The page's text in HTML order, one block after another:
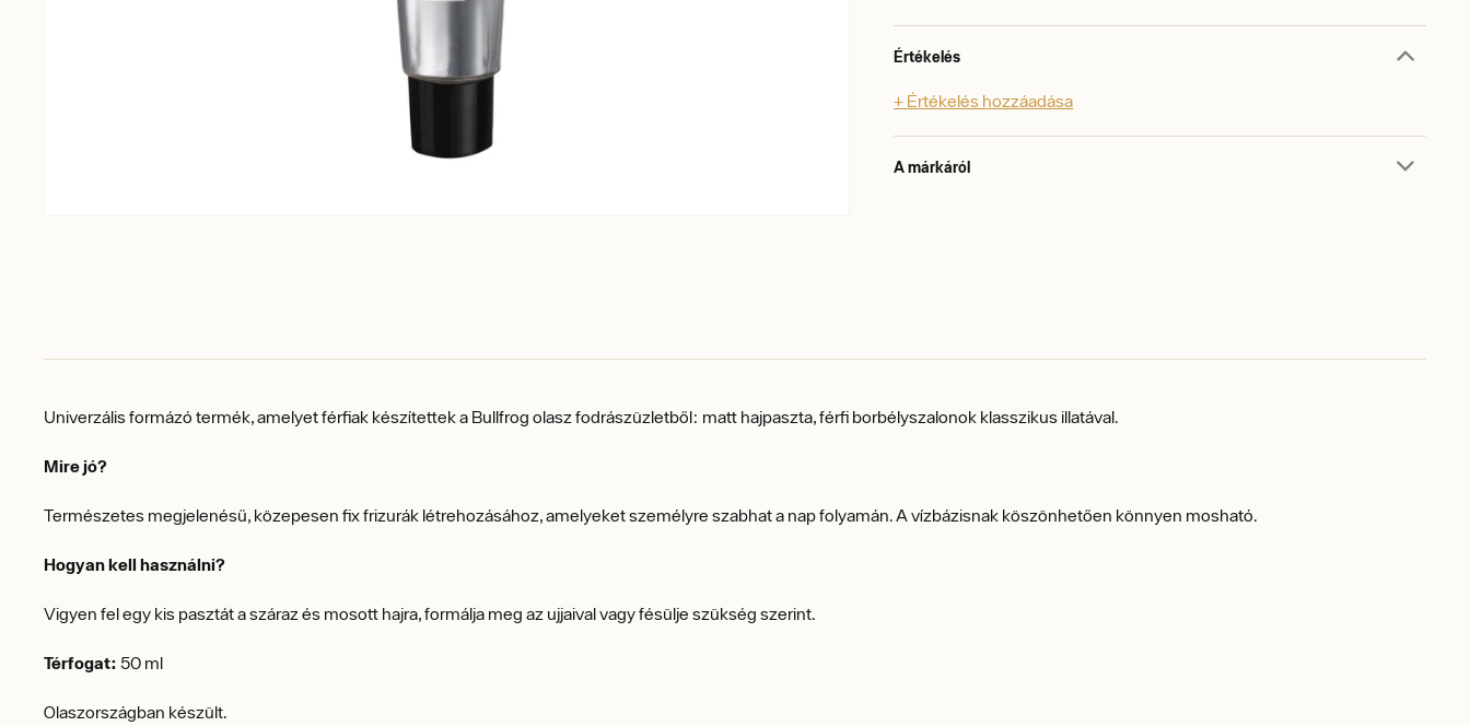
Értékelés
+ Értékelés hozzáadása
A márkáról
Univerzális formázó termék, amelyet férfiak készítettek a Bullfrog olasz fodrászüzletből: matt hajpaszta, férfi borbélyszalonok klasszikus illatával.
Mire jó?
Természetes megjelenésű, közepesen fix frizurák létrehozásához, amelyeket személyre szabhat a nap folyamán. A vízbázisnak köszönhetően könnyen mosható.
Hogyan kell használni?
Vigyen fel egy kis pasztát a száraz és mosott hajra, formálja meg az ujjaival vagy fésülje szükség szerint.
Térfogat: 50 ml
Olaszországban készült.